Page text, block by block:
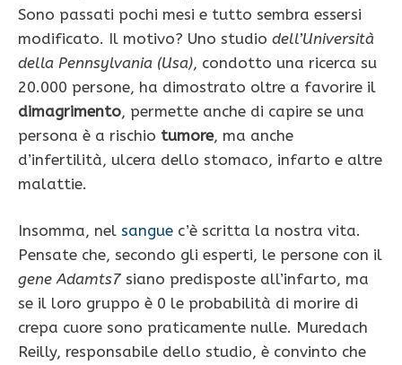
Sono passati pochi mesi e tutto sembra essersi
modificato. Il motivo? Uno studio dell’Università
della Pennsylvania (Usa), condotto una ricerca su
20.000 persone, ha dimostrato oltre a favorire il
dimagrimento, permette anche di capire se una
persona è a rischio tumore, ma anche
d’infertilità, ulcera dello stomaco, infarto e altre
malattie.
Insomma, nel sangue c’è scritta la nostra vita.
Pensate che, secondo gli esperti, le persone con il
gene Adamts7 siano predisposte all’infarto, ma
se il loro gruppo è 0 le probabilità di morire di
crepa cuore sono praticamente nulle. Muredach
Reilly, responsabile dello studio, è convinto che